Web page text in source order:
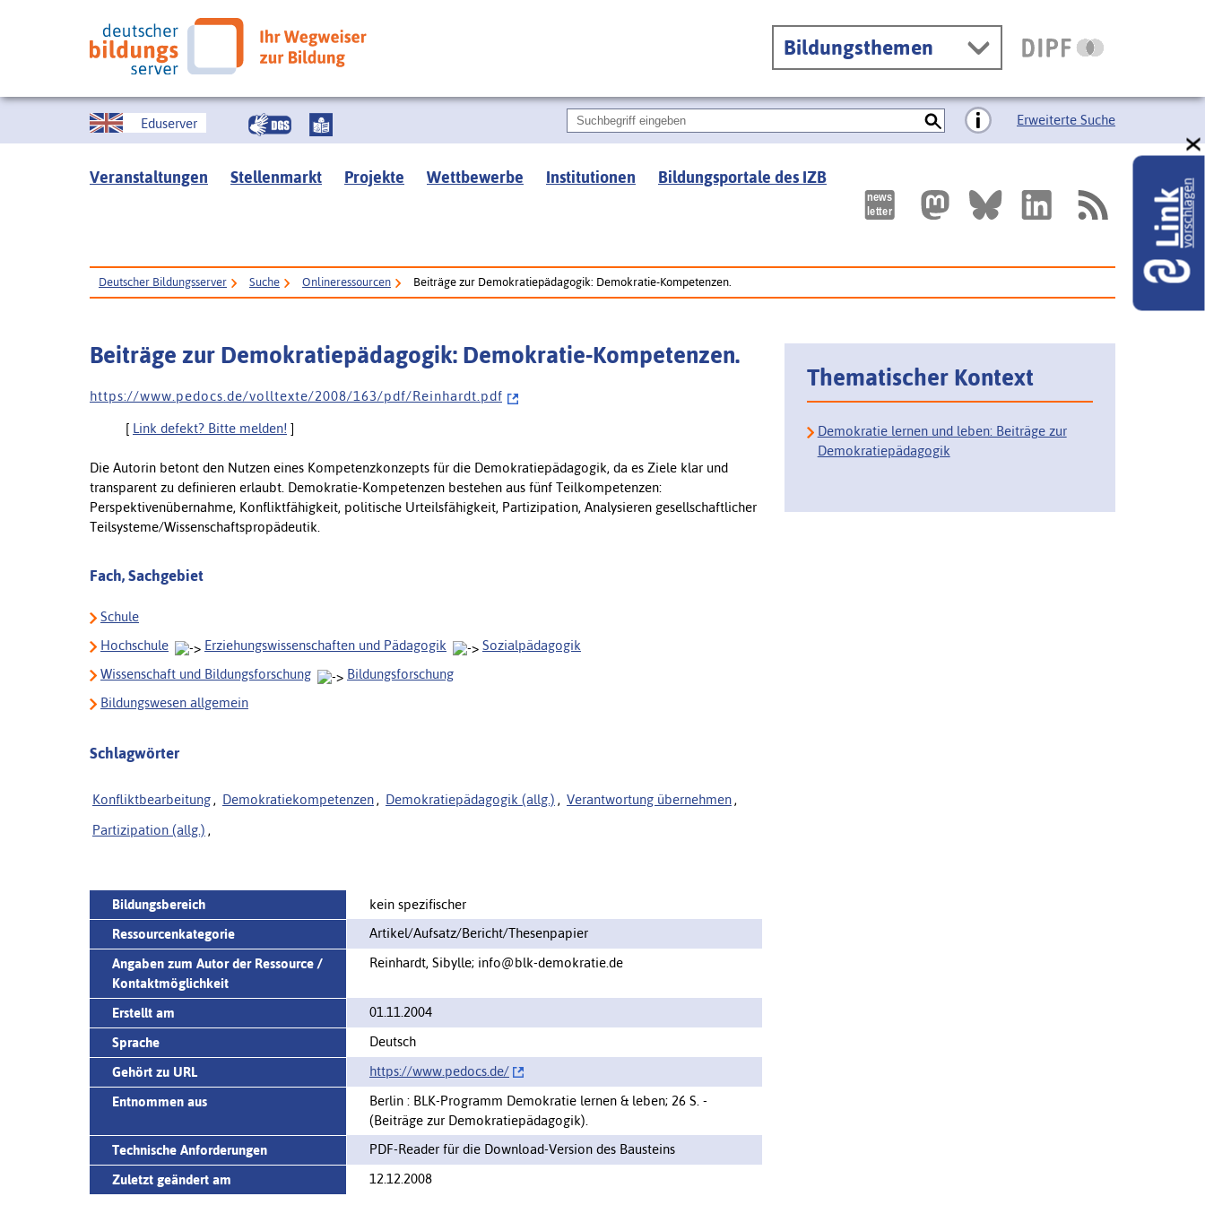
Bildungsthemen
Eduserver Erweiterte Suche
Veranstaltungen Stellenmarkt Projekte Wettbewerbe Institutionen Bildungsportale des IZB
Deutscher Bildungsserver Suche Onlineressourcen Beiträge zur Demokratiepädagogik: Demokratie-Kompetenzen.
Beiträge zur Demokratiepädagogik: Demokratie-Kompetenzen.
h t t p s : / / w w w . p e d o c s . d e / v o l l t e x t e / 2 0 0 8 / 1 6 3 / p d f / R e i n h a r d t . p d f
[ Link defekt? Bitte melden! ]
Die Autorin betont den Nutzen eines Kompetenzkonzepts für die Demokratiepädagogik, da es Ziele klar und
transparent zu definieren erlaubt. Demokratie-Kompetenzen bestehen aus fünf Teilkompetenzen:
Perspektivenübernahme, Konfliktfähigkeit, politische Urteilsfähigkeit, Partizipation, Analysieren gesellschaftlicher
Teilsysteme/Wissenschaftspropädeutik.
Fach, Sachgebiet
Schule
Hochschule
Erziehungswissenschaften und Pädagogik
Sozialpädagogik
Wissenschaft und Bildungsforschung
Bildungsforschung
Bildungswesen allgemein
Schlagwörter
Konfliktbearbeitung , Demokratiekompetenzen , Demokratiepädagogik (allg.) , Verantwortung übernehmen ,
Partizipation (allg.) ,
Bildungsbereich
kein spezifischer
Ressourcenkategorie
Artikel/Aufsatz/Bericht/Thesenpapier
Angaben zum Autor der Ressource /
Kontaktmöglichkeit
Reinhardt, Sibylle; info@blk-demokratie.de
Erstellt am
01.11.2004
Sprache
Deutsch
Gehört zu URL
https://www.pedocs.de/‌
Entnommen aus
Berlin : BLK-Programm Demokratie lernen & leben; 26 S. -
(Beiträge zur Demokratiepädagogik).
Technische Anforderungen
PDF-Reader für die Download-Version des Bausteins
Zuletzt geändert am
12.12.2008
Thematischer Kontext
Demokratie lernen und leben: Beiträge zur
Demokratiepädagogik
Linkvorschlagen